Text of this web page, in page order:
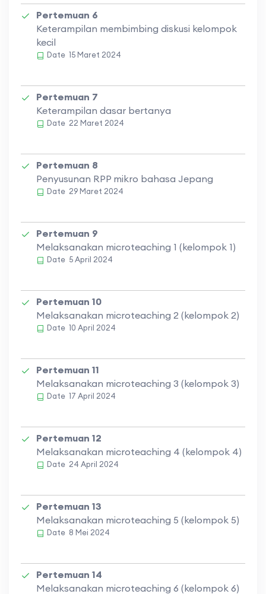
Pertemuan 6
Keterampilan membimbing diskusi kelompok
kecil
Date 15 Maret 2024
Pertemuan 7
Keterampilan dasar bertanya
Date 22 Maret 2024
Pertemuan 8
Penyusunan RPP mikro bahasa Jepang
Date 29 Maret 2024
Pertemuan 9
Melaksanakan microteaching 1 (kelompok 1)
Date 5 April 2024
Pertemuan 10
Melaksanakan microteaching 2 (kelompok 2)
Date 10 April 2024
Pertemuan 11
Melaksanakan microteaching 3 (kelompok 3)
Date 17 April 2024
Pertemuan 12
Melaksanakan microteaching 4 (kelompok 4)
Date 24 April 2024
Pertemuan 13
Melaksanakan microteaching 5 (kelompok 5)
Date 8 Mei 2024
Pertemuan 14
Melaksanakan microteaching 6 (kelompok 6)